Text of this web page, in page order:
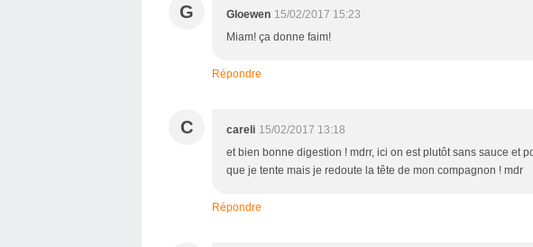
G Gloewen 15/02/2017 15:23
Miam! ça donne faim!
Répondre
C careli 15/02/2017 13:18
et bien bonne digestion ! mdrr, ici on est plutôt sans sauce et
que je tente mais je redoute la tête de mon compagnon ! mdr
Répondre